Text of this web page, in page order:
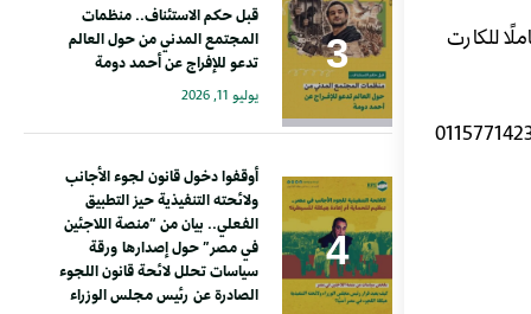
(حاملًا للكارت
قبل حكم الاستئناف.. منظمات
المجتمع المدني من حول العالم
تدعو للإفراج عن أحمد دومة
يوليو 11, 2026
أوقفوا دخول قانون لجوء الأجانب
ولائحته التنفيذية حيز التطبيق
الفعلي.. بيان من “منصة اللاجئين
في مصر” حول إصدارها ورقة
سياسات تحلل لائحة قانون اللجوء
الصادرة عن رئيس مجلس الوزراء